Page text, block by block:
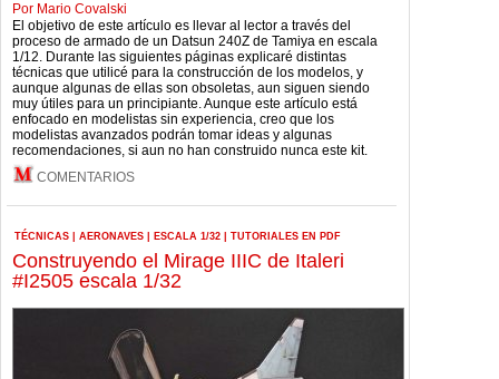
Por Mario Covalski
El objetivo de este artículo es llevar al lector a través del
proceso de armado de un Datsun 240Z de Tamiya en escala
1/12. Durante las siguientes páginas explicaré distintas
técnicas que utilicé para la construcción de los modelos, y
aunque algunas de ellas son obsoletas, aun siguen siendo
muy útiles para un principiante. Aunque este artículo está
enfocado en modelistas sin experiencia, creo que los
modelistas avanzados podrán tomar ideas y algunas
recomendaciones, si aun no han construido nunca este kit.
COMENTARIOS
TÉCNICAS AERONAVES ESCALA 1/32 TUTORIALES EN PDF
Construyendo el Mirage IIIC de Italeri
#I2505 escala 1/32